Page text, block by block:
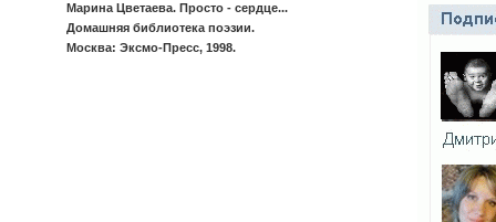
Марина Цветаева. Просто - сердце...
Домашняя библиотека поэзии.
Москва: Эксмо-Пресс, 1998.